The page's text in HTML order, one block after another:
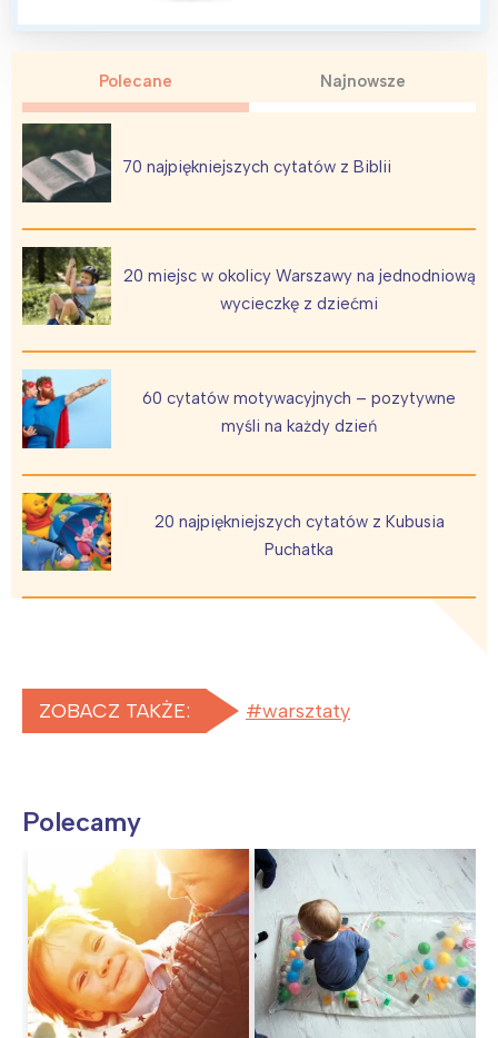
Polecane Najnowsze
70 najpiękniejszych cytatów z Biblii
20 miejsc w okolicy Warszawy na jednodniową
wycieczkę z dziećmi
60 cytatów motywacyjnych – pozytywne
myśli na każdy dzień
20 najpiękniejszych cytatów z Kubusia
Puchatka
ZOBACZ TAKŻE: warsztaty
Polecamy